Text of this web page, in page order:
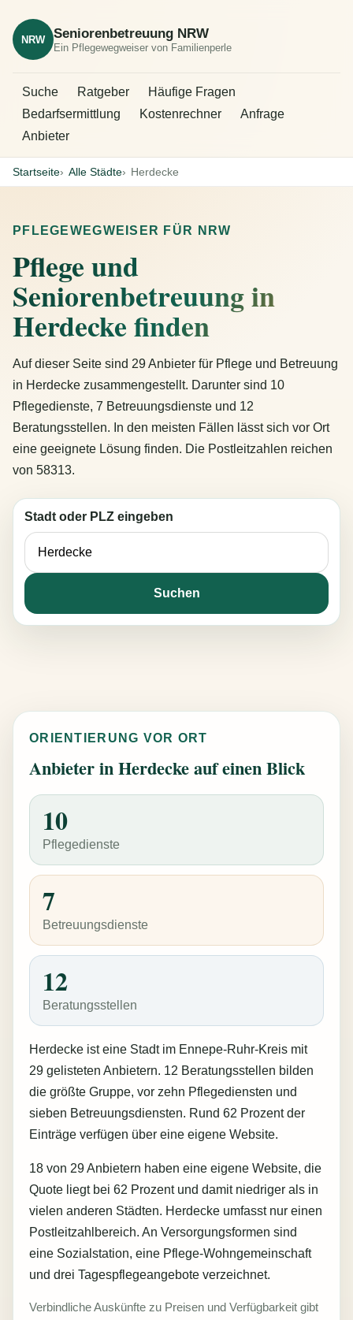
NRW Seniorenbetreuung NRW
Ein Pflegewegweiser von Familienperle
Suche Ratgeber
Häufige Fragen
Bedarfsermittlung
Kostenrechner
Anfrage
Anbieter
Startseite Alle Städte Herdecke
PFLEGEWEGWEISER FÜR NRW
Pflege und
Seniorenbetreuung in
Herdecke finden
Auf dieser Seite sind 29 Anbieter für Pflege und Betreuung
in Herdecke zusammengestellt. Darunter sind 10
Pflegedienste, 7 Betreuungsdienste und 12
Beratungsstellen. In den meisten Fällen lässt sich vor Ort
eine geeignete Lösung finden. Die Postleitzahlen reichen
von 58313.
Stadt oder PLZ eingeben
Suchen
ORIENTIERUNG VOR ORT
Anbieter in Herdecke auf einen Blick
10
Pflegedienste
7
Betreuungsdienste
12
Beratungsstellen
Herdecke ist eine Stadt im Ennepe-Ruhr-Kreis mit
29 gelisteten Anbietern. 12 Beratungsstellen bilden
die größte Gruppe, vor zehn Pflegediensten und
sieben Betreuungsdiensten. Rund 62 Prozent der
Einträge verfügen über eine eigene Website.
18 von 29 Anbietern haben eine eigene Website, die
Quote liegt bei 62 Prozent und damit niedriger als in
vielen anderen Städten. Herdecke umfasst nur einen
Postleitzahlbereich. An Versorgungsformen sind
eine Sozialstation, eine Pflege-Wohngemeinschaft
und drei Tagespflegeangebote verzeichnet.
Verbindliche Auskünfte zu Preisen und Verfügbarkeit gibt